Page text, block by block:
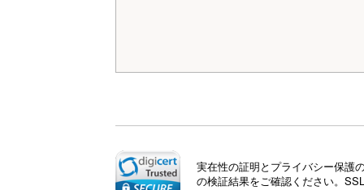
実在性の証明とプライバシー保護
の検証結果をご確認ください。